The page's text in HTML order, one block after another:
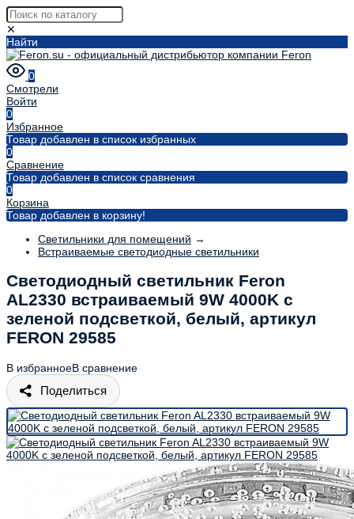
✕
Найти
0
Смотрели
Войти
0
Избранное
Товар добавлен в список избранных
0
Сравнение
Товар добавлен в список сравнения
0
Корзина
Товар добавлен в корзину!
Светильники для помещений →
Встраиваемые светодиодные светильники
Светодиодный светильник Feron
AL2330 встраиваемый 9W 4000K с
зеленой подсветкой, белый, артикул
FERON 29585
В избранноеВ сравнение
Поделиться